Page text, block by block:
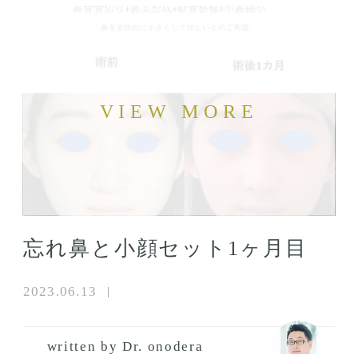
忘れ鼻と小顔セット1ヶ月目
2023.06.13
written by Dr. onodera